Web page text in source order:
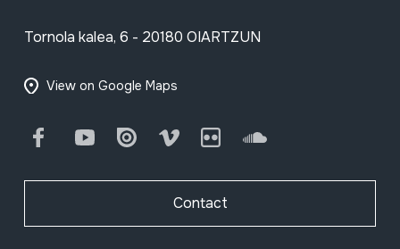
Tornola kalea, 6 - 20180 OIARTZUN
View on Google Maps
FacebookYoutube Issuu Vimeo Flickr SoundCloud
Contact